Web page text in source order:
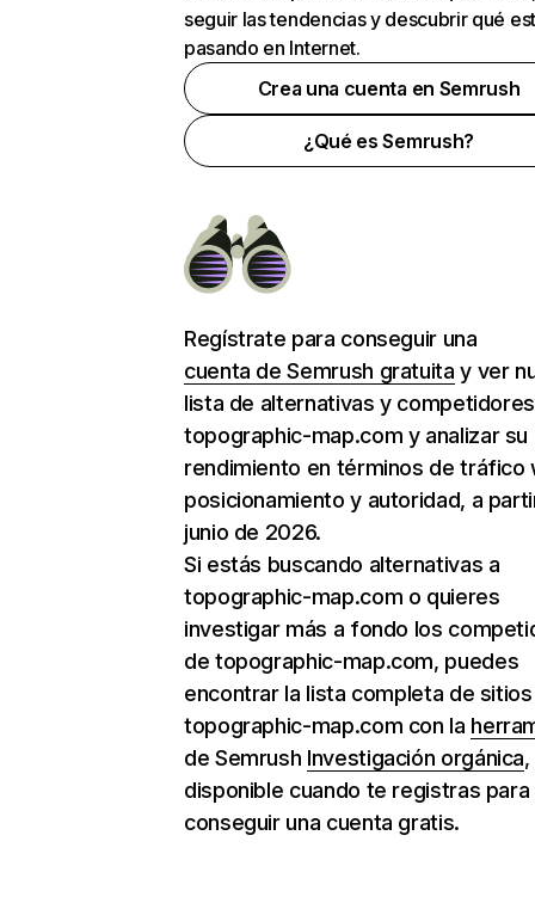
seguir las tendencias y descubrir qué
pasando en Internet.
Crea una cuenta en Semrush
¿Qué es Semrush?
Regístrate para conseguir una
cuenta de Semrush gratuita y ver
lista de alternativas y
topographic-map.com y analizar su
rendimiento en términos de tráfico
posicionamiento y autoridad, a
junio de 2026.
Si estás buscando alternativas a
topographic-map.com o quieres
investigar más a fondo los
de topographic-map.com, puedes
encontrar la lista completa de
topographic-map.com con la
de Semrush Investigación orgánica,
disponible cuando te registras para
conseguir una cuenta gratis.